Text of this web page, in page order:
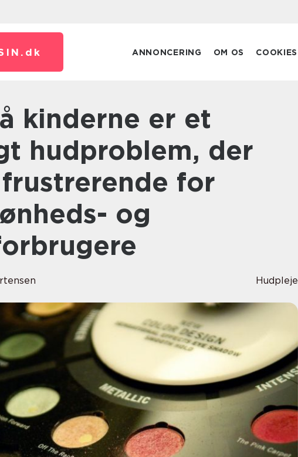
dk ANNONCERING OM OS COOKIES
hudproblem, der
for
og
Hudpleje